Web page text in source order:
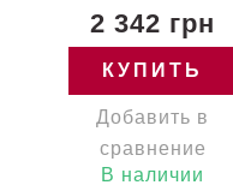
2 342 грн
КУПИТЬ
Добавить в
сравнение
В наличии